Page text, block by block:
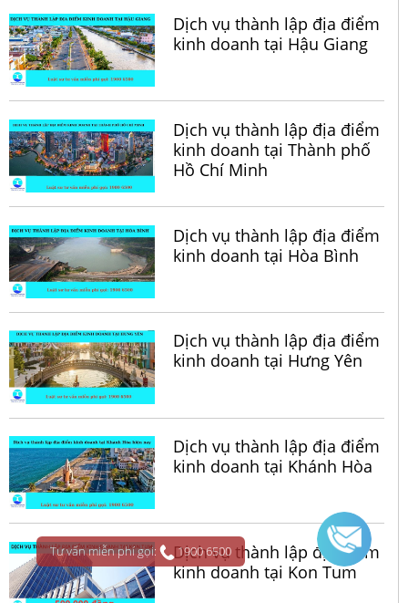
Dịch vụ thành lập địa điểm
kinh doanh tại Hậu Giang
Dịch vụ thành lập địa điểm
kinh doanh tại Thành phố
Hồ Chí Minh
Dịch vụ thành lập địa điểm
kinh doanh tại Hòa Bình
Dịch vụ thành lập địa điểm
kinh doanh tại Hưng Yên
Dịch vụ thành lập địa điểm
kinh doanh tại Khánh Hòa
Dịch vụ thành lập địa điểm
kinh doanh tại Kon Tum
Tư vấn miễn phí gọi: 1900 6500